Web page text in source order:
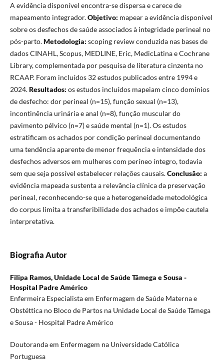
A evidência disponível encontra-se dispersa e carece de
mapeamento integrador.Objetivo: mapear a evidência disponível
sobre os desfechos de saúde associados à integridade perineal no
pós-parto.Metodologia: scoping review conduzida nas bases de
dados CINAHL, Scopus, MEDLINE, Eric, MedicLatina e Cochrane
Library, complementada por pesquisa de literatura cinzenta no
RCAAP. Foram incluídos 32 estudos publicados entre 1994 e
2024.Resultados: os estudos incluídos mapeiam cinco domínios
de desfecho: dor perineal (n=15), função sexual (n=13),
incontinência urinária e anal (n=8), função muscular do
pavimento pélvico (n=7) e saúde mental (n=1). Os estudos
estratificam os achados por condição perineal documentando
uma tendência aparente de menor frequência e intensidade dos
desfechos adversos em mulheres com períneo íntegro, todavia
sem que seja possível estabelecer relações causais.Conclusão: a
evidência mapeada sustenta a relevância clínica da preservação
perineal, reconhecendo-se que a heterogeneidade metodológica
do corpus limita a transferibilidade dos achados e impõe cautela
interpretativa.
Biografia Autor
Filipa Ramos,Unidade Local de Saúde Tâmega e Sousa -
Hospital Padre Américo
Enfermeira Especialista em Enfermagem de Saúde Materna e
Obstéttica no Bloco de Partos na Unidade Local de Saúde Tâmega
e Sousa - Hospital Padre Américo
Doutoranda em Enfermagem na Universidade Católica
Portuguesa